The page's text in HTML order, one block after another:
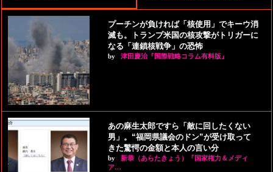
プーチンが負ければ「核使用」でキーウ消
滅も。トランプ米国の核攻撃がトリガーに
なる「連鎖核戦争」の恐怖
by 津田慶治『国際戦略コラム有料版』
あの麻生太郎ですら「敵に回したくない
男」。“福岡県議会のドン”が受け取って
きた驚愕の金額と本人の言い分
by
新恭（あらたきょう）『国家権力＆メディ
ア…